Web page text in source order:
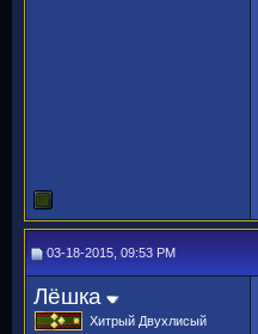
03-18-2015, 09:53 PM
Лёшка
Хитрый Двухлисый